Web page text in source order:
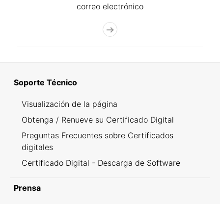
correo electrónico
Soporte Técnico
Visualización de la página
Obtenga / Renueve su Certificado Digital
Preguntas Frecuentes sobre Certificados
digitales
Certificado Digital - Descarga de Software
Prensa